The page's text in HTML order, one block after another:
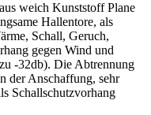
aus weich Kunststoff Plane
Hallentore, als
Schall, Geruch,
gegen Wind und
-32db). Die Abtrennung
der Anschaffung, sehr
Schallschutzvorhang